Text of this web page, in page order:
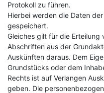
Protokoll zu führen.
Hierbei werden die Daten
gespeichert.
Gleiches gilt für die
Abschriften aus der
Auskünften daraus. Dem
Grundstücks oder dem
Rechts ist auf Verlangen
geben. Die